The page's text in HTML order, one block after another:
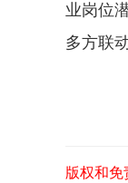
业岗位
多方联
版权和免